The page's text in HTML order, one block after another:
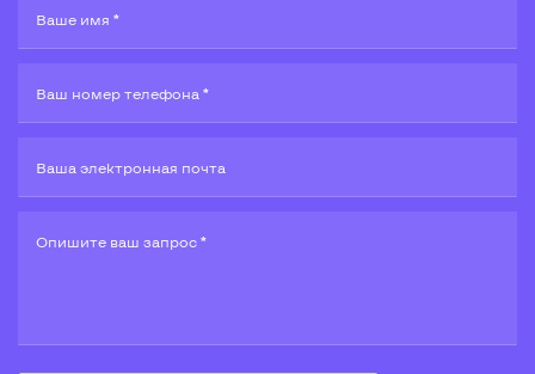
Ваше имя *
Ваш номер телефона *
Ваша электронная почта
Опишите ваш запрос *